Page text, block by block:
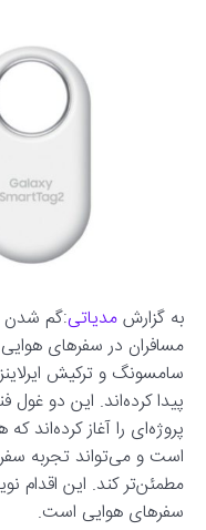
به گزارشمدیاتی:گم شدن
مسافران در سفرهای
سامسونگ و ترکیش
پیدا کرده‌اند. این دو غول
پروژه‌ای را آغاز
است و می‌تواند تجربه سفر
مطمئن‌تر کند. این اقدام
سفرهای هوایی است.